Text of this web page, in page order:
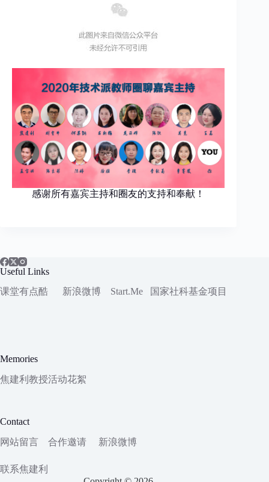
感谢所有嘉宾主持和圈友的支持和奉献！
Useful Links
课堂有点酷
新浪微博 Start.Me 国家社科基金项目
Memories
焦建利教授活动花絮
Contact
网站留言
合作邀请 新浪微博
联系焦建利